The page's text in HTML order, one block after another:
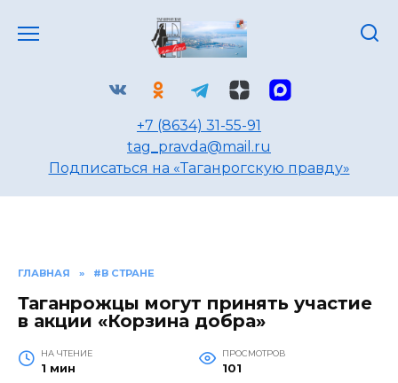
+7 (8634) 31-55-91
tag_pravda@mail.ru
Подписаться на «Таганрогскую правду»
ГЛАВНАЯ » #В СТРАНЕ
Таганрожцы могут принять участие
в акции «Корзина добра»
НА ЧТЕНИЕ
1 мин
ПРОСМОТРОВ
101